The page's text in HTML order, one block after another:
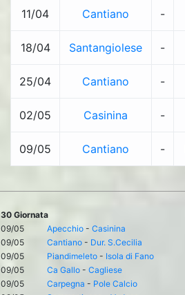
11/04 Cantiano -
18/04 Santangiolese -
25/04 Cantiano -
02/05 Casinina -
09/05 Cantiano -
30 Giornata
09/05
Apecchio - Casinina
09/05
Cantiano - Dur. S.Cecilia
09/05
Piandimeleto - Isola di Fano
09/05
Ca Gallo - Cagliese
09/05
Carpegna - Pole Calcio